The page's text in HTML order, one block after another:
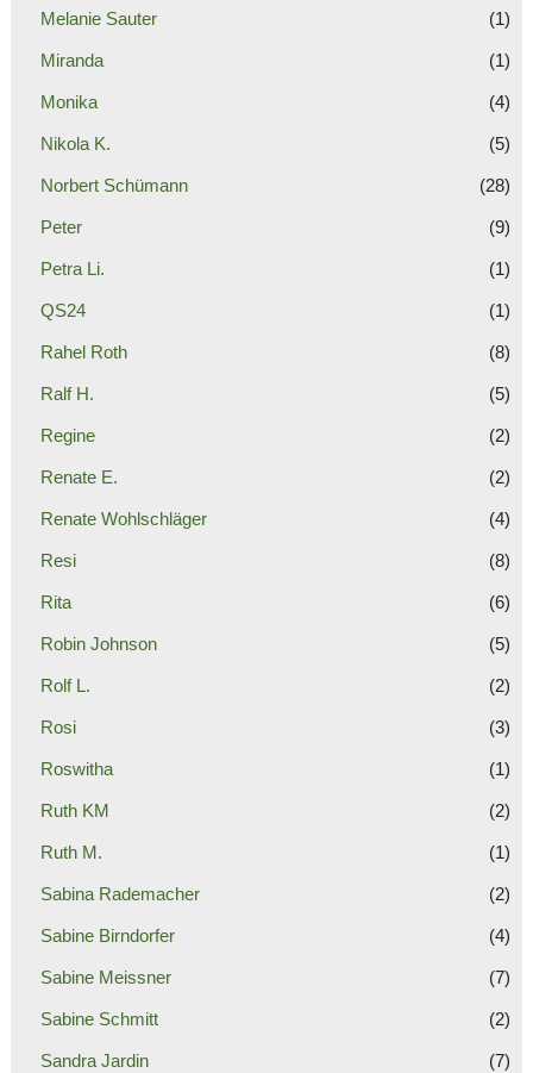
Melanie Sauter (1)
Miranda (1)
Monika (4)
Nikola K. (5)
Norbert Schümann (28)
Peter (9)
Petra Li. (1)
QS24 (1)
Rahel Roth (8)
Ralf H. (5)
Regine (2)
Renate E. (2)
Renate Wohlschläger (4)
Resi (8)
Rita (6)
Robin Johnson (5)
Rolf L. (2)
Rosi (3)
Roswitha (1)
Ruth KM (2)
Ruth M. (1)
Sabina Rademacher (2)
Sabine Birndorfer (4)
Sabine Meissner (7)
Sabine Schmitt (2)
Sandra Jardin (7)